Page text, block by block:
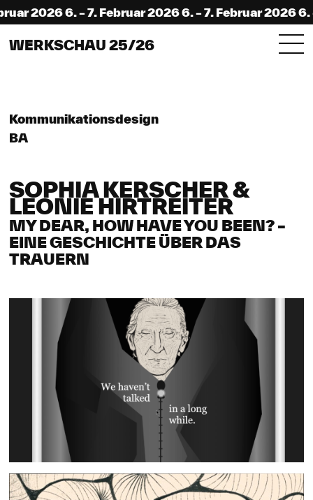
2026 6. – 7. Februar 2026 6. – 7. Februar 2026 6.
WERKSCHAU 25/26
Kommunikationsdesign
BA
SOPHIA KERSCHER &
LEONIE HIRTREITER
MY DEAR, HOW HAVE YOU BEEN? –
EINE GESCHICHTE ÜBER DAS
TRAUERN